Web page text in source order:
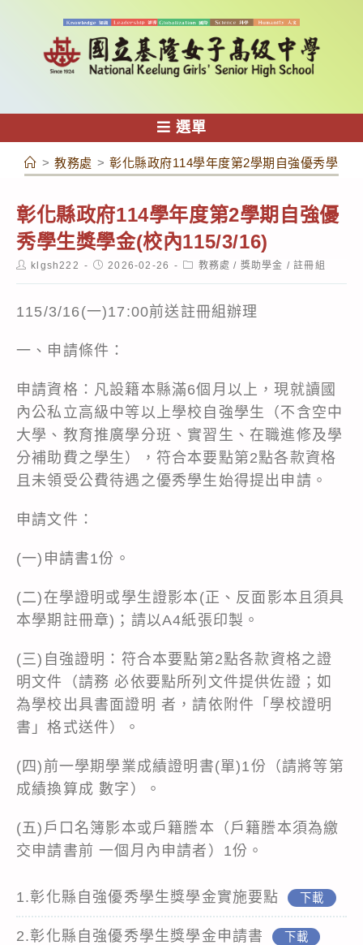
容
選單
> 教務處 > 彰化縣政府114學年度第2學期自強優秀學生
彰化縣政府114學年度第2學期自強優
秀學生獎學金(校內115/3/16)
Postklgsh222
Post2026-02-26
Post教務處 / 獎助學金 / 註冊組
115/3/16(一)17:00前送註冊組辦理
一、申請條件：
申請資格：凡設籍本縣滿6個月以上，現就讀國
內公私立高級中等以上學校自強學生（不含空中
大學、教育推廣學分班、實習生、在職進修及學
分補助費之學生），符合本要點第2點各款資格
且未領受公費待遇之優秀學生始得提出申請。
申請文件：
(一)申請書1份。
(二)在學證明或學生證影本(正、反面影本且須具
本學期註冊章)；請以A4紙張印製。
(三)自強證明：符合本要點第2點各款資格之證
明文件（請務 必依要點所列文件提供佐證；如
為學校出具書面證明 者，請依附件「學校證明
書」格式送件）。
(四)前一學期學業成績證明書(單)1份（請將等第
成績換算成 數字）。
(五)戶口名簿影本或戶籍謄本（戶籍謄本須為繳
交申請書前 一個月內申請者）1份。
1.彰化縣自強優秀學生獎學金實施要點 下載
2.彰化縣自強優秀學生獎學金申請書 下載